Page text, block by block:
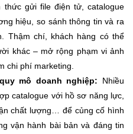
gửi file điện tử, catalogue
hiệu, so sánh thông tin và ra
Thậm chí, khách hàng có thể
khác – mở rộng phạm vi ảnh
chi phí marketing.
mô doanh nghiệp: Nhiều
catalogue với hồ sơ năng lực,
chất lượng… để củng cố hình
vận hành bài bản và đáng tin